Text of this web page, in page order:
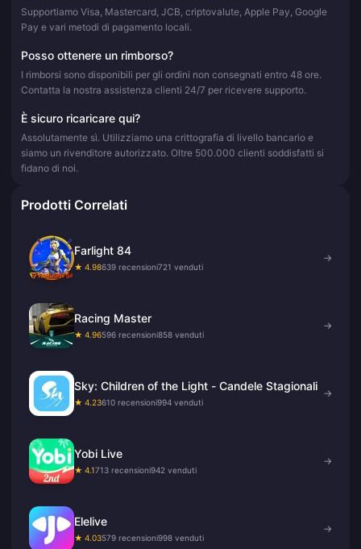
Supportiamo Visa, Mastercard, JCB, criptovalute, Apple Pay, Google
Pay e vari metodi di pagamento locali.
Posso ottenere un rimborso?
I rimborsi sono disponibili per gli ordini non consegnati entro 48 ore.
Contatta la nostra assistenza clienti 24/7 per ricevere supporto.
È sicuro ricaricare qui?
Assolutamente sì. Utilizziamo una crittografia di livello bancario e
siamo un rivenditore autorizzato. Oltre 500.000 clienti soddisfatti si
fidano di noi.
Prodotti Correlati
Farlight 84
★ 4.98639 recensioni721 venduti
→
Racing Master
★ 4.96596 recensioni858 venduti
→
Sky: Children of the Light - Candele Stagionali
★ 4.23610 recensioni994 venduti
→
Yobi Live
★ 4.1713 recensioni942 venduti
→
Elelive
★ 4.03579 recensioni998 venduti
→